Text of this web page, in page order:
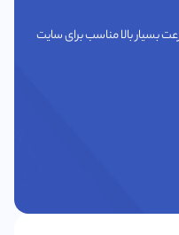
بالا مناسب برای سایت